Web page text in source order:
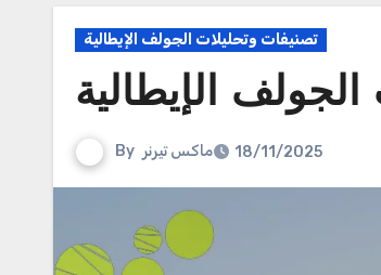
تصنيفات وتحليلات الجولف الإيطالية
الإيطالية
By ماكس تيرنر 18/11/2025